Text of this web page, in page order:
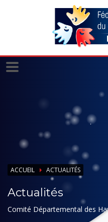
ACCUEIL ACTUALITÉS
Actualités
Comité Départemental des
Panneau de gestion des cookies